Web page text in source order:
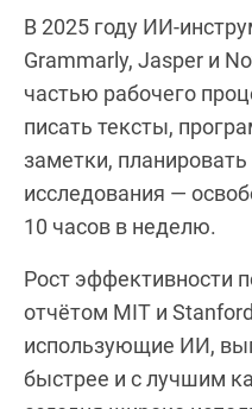
В 2025 году ИИ-
Grammarly, Jasper и
частью рабочего
писать тексты,
заметки,
исследования —
10 часов в неделю.
Рост эффективности
отчётом MIT и
использующие ИИ,
быстрее и с лучшим